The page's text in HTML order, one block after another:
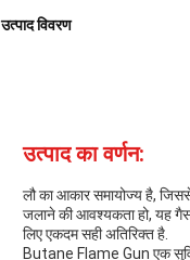
उत्पाद विवरण
उत्पाद का वर्णन:
लौ का आकार समायोज्य है,
जलाने की आवश्यकता हो, यह
लिए एकदम सही अतिरिक्त है.
Butane Flame Gun एक